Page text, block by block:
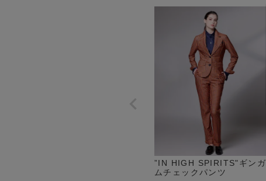
”IN HIGH SPIRITS"ギンガ
ムチェックパンツ